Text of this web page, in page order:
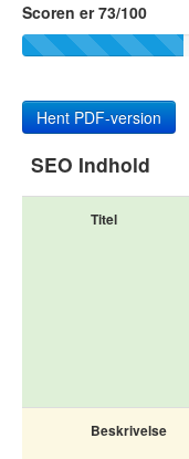
Scoren er 73/100
Hent PDF-version
SEO Indhold
Titel
Beskrivelse